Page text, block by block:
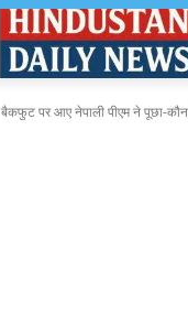
बैकफुट पर आए नेपाली पीएम ने पूछा-कौन